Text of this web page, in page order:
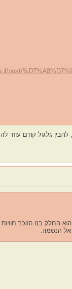
post/
גלגול קודם עוזר
בנו הזוכר
אל הנשמה.